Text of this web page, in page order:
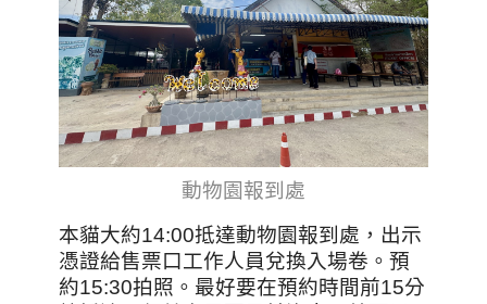
動物園報到處
本貓大約14:00抵達動物園報到處，出示
憑證給售票口工作人員兌換入場卷。預
約15:30拍照。最好要在預約時間前15分